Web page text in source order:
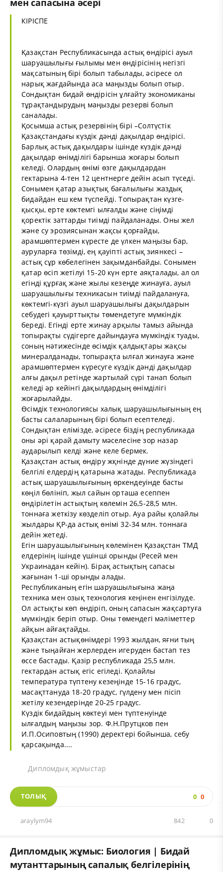
мен сапасына әсері
КІРІСПЕ
Қазақстан Республикасында астық өндірісі ауыл
шаруашылығы ғылымы мен өндірісінің негізгі
мақсатының бірі болып табылады, әсіресе ол
нарық жағдайында аса маңызды болып отыр.
Сондықтан бидай өндірісін ұлғайту экономиканы
тұрақтандырудың маңызды резерві болып
саналады.
Қосымша астық резервінің бірі –Солтүстік
Қазақстандағы күздік дәнді дақылдар өндірісі.
Барлық астық дақылдары ішінде күздік дәнді
дақылдар өнімділігі барынша жоғары болып
келеді. Олардың өнімі өзге дақылдардан
гектарына 4-тен 12 центнерге дейін асып түседі.
Сонымен қатар азықтық бағалылығы жаздық
бидайдан еш кем түспейді. Топырақтан күзге-
қысқы, ерте көктемгі ылғалды және сіңімді
қоректік заттарды тиімді пайдаланады. Оны жел
және су эрозиясынан жақсы қорғайды,
арамшөптермен күресте де үлкен маңызы бар,
ауруларға төзімді, ең қауіпті астық зиянкесі –
астық сұр көбелегінен зақымданбайды. Сонымен
қатар өсіп жетілуі 15-20 күн ерте аяқталады, ал ол
егінді құрғақ және жылы кезеңде жинауға, ауыл
шаруашылығы техникасын тиімді пайдалануға,
көктемгі-күзгі ауыл шаруашылығы дақылдарын
себудегі қауырттықты төмендетуге мүмкіндік
береді. Егінді ерте жинау арқылы тамыз айында
топырақты сүдігерге дайындауға мүмкіндік туады,
соның нәтижесінде өсімдік қалдықтары жақсы
минералданады, топырақта ылғал жинауға және
арамшөптермен күресуге күздік дәнді дақылдар
алғы дақыл ретінде жартылай сүрі танап болып
келеді әр кейінгі дақылдардың өнімділігі
жоғарылайды.
Өсімдік технологиясы халық шаруашылығының ең
басты салаларының бірі болып есептеледі.
Сондықтан елімізде, әсіресе біздің республикада
оны әрі қарай дамыту мәселесіне зор назар
аударылып келді және келе бермек.
Қазақстан астық өндіру жқнінде дүние жүзіндегі
белгілі елдердің қатарына жатады. Республикада
астық шаруашылығының өркендеуінде басты
көңіл бөлініп, жыл сайын орташа есеппен
өндірілетін астықтың көлемін 26,5-28,5 млн.
тоннаға жеткізу көзделіп отыр. Ауа райы қолайлы
жылдары ҚР-да астық өнімі 32-34 млн. тоннаға
дейін жетеді.
Егін шаруашылығының көлемінен Қазақстан ТМД
елдерінің ішінде үшінші орынды (Ресей мен
Украинадан кейін). Бірақ астықтың сапасы
жағынан 1-ші орынды алады.
Республиканың егін шаруашылығына жаңа
техника мен озық технология кеңінен енгізілуде.
Ол астықты көп өндіріп, оның сапасын жақсартуға
мүмкіндік беріп отыр. Оны төмендегі мәліметтер
айқын айғақтайды.
Қазақстан астықөнімдері 1993 жылдан, яғни тың
және тыңайған жерлерден игеруден бастап тез
өссе бастады. Қазір республикада 25,5 млн.
гектардан астық егіс егіледі. Қолайлы
температура түптену кезеңінде 15-16 градус,
масақттануда 18-20 градус, гүлдену мен пісіп
жетілу кезендерінде 20-25 градус.
Күздік бидайдың көктеуі мен түптенуінде
ылғалдың маңызы зор. Ф.Н.Прутцков пен
И.П.Осиповтың (1990) деректері бойынша, себу
қарсақында....
Дипломдық жұмыстар
ТОЛЫҚ 0 0
araylym94 0
842
Дипломдық жұмыс: Биология | Бидай
мутанттарының сапалық белгілерінің